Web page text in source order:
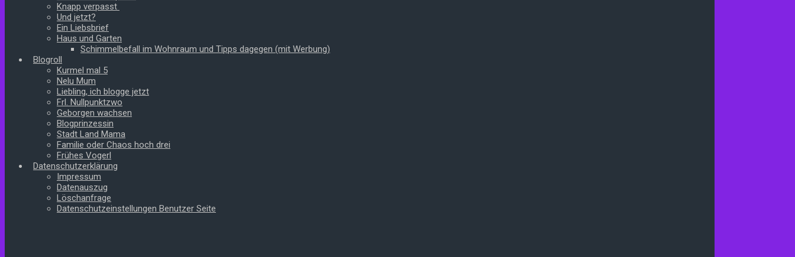
Knapp verpasst
Und jetzt?
Ein Liebsbrief
Haus und Garten
Schimmelbefall im Wohnraum und Tipps dagegen (mit Werbung)
Blogroll
Kurmel mal 5
Nelu Mum
Liebling, ich blogge jetzt
Frl. Nullpunktzwo
Geborgen wachsen
Blogprinzessin
Stadt Land Mama
Familie oder Chaos hoch drei
Frühes Vogerl
Datenschutzerklärung
Impressum
Datenauszug
Löschanfrage
Datenschutzeinstellungen Benutzer Seite